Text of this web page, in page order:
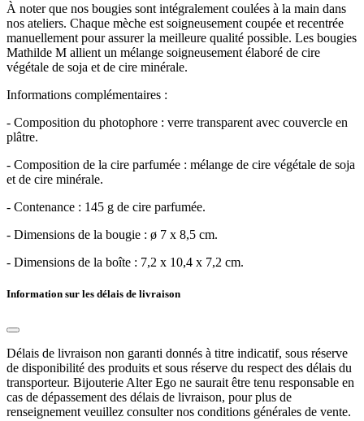
À noter que nos bougies sont intégralement coulées à la main dans
nos ateliers. Chaque mèche est soigneusement coupée et recentrée
manuellement pour assurer la meilleure qualité possible. Les bougies
Mathilde M allient un mélange soigneusement élaboré de cire
végétale de soja et de cire minérale.
Informations complémentaires :
- Composition du photophore : verre transparent avec couvercle en
plâtre.
- Composition de la cire parfumée : mélange de cire végétale de soja
et de cire minérale.
- Contenance : 145 g de cire parfumée.
- Dimensions de la bougie : ø 7 x 8,5 cm.
- Dimensions de la boîte : 7,2 x 10,4 x 7,2 cm.
Information sur les délais de livraison
Délais de livraison non garanti donnés à titre indicatif, sous réserve
de disponibilité des produits et sous réserve du respect des délais du
transporteur. Bijouterie Alter Ego ne saurait être tenu responsable en
cas de dépassement des délais de livraison, pour plus de
renseignement veuillez consulter nos conditions générales de vente.